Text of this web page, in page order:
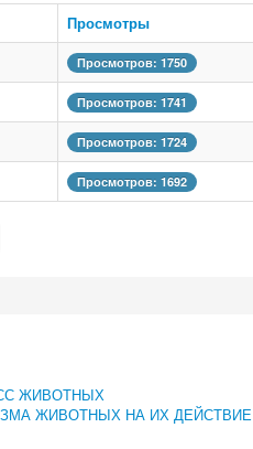
Просмотры
Просмотров: 1750
Просмотров: 1741
Просмотров: 1724
Просмотров: 1692
ЖИВОТНЫХ
ЖИВОТНЫХ НА ИХ ДЕЙСТВИЕ